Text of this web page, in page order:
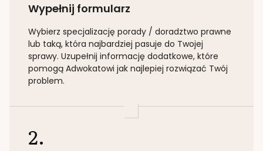
Wypełnij formularz
Wybierz specjalizację porady / doradztwo prawne
lub taką, która najbardziej pasuje do Twojej
sprawy. Uzupełnij informację dodatkowe, które
pomogą Adwokatowi jak najlepiej rozwiązać Twój
problem.
2.